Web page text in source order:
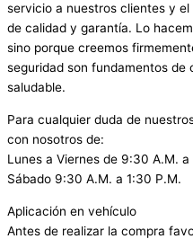
servicio a nuestros clientes y
de calidad y garantía. Lo
sino porque creemos
seguridad son fundamentos de
saludable.
Para cualquier duda de
con nosotros de:
Lunes a Viernes de 9:30 A.M.
Sábado 9:30 A.M. a 1:30 P.M.
Aplicación en vehículo
Antes de realizar la compra